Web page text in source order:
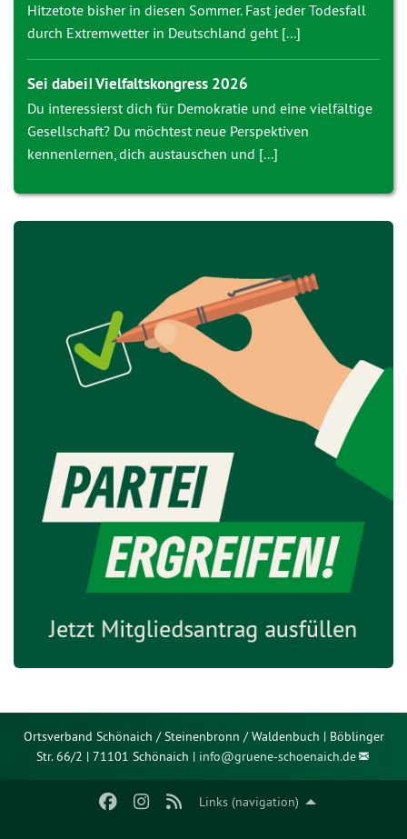
Links (navigation)
Hitzetote bisher in diesen Sommer. Fast jeder Todesfall
durch Extremwetter in Deutschland geht [...]
Sei dabei! Vielfaltskongress 2026
Du interessierst dich für Demokratie und eine vielfältige
Gesellschaft? Du möchtest neue Perspektiven
kennenlernen, dich austauschen und [...]
Ortsverband Schönaich / Steinenbronn / Waldenbuch | Böblinger
Str. 66/2 | 71101 Schönaich | info@gruene-schoenaich.de